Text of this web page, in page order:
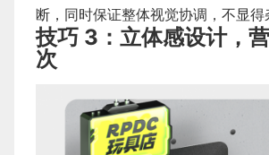
断，同时保证整体视觉协调，不显得
技巧 3：立体感设计，
次